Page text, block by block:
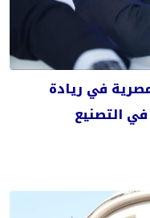
في ريادة
التصنيع